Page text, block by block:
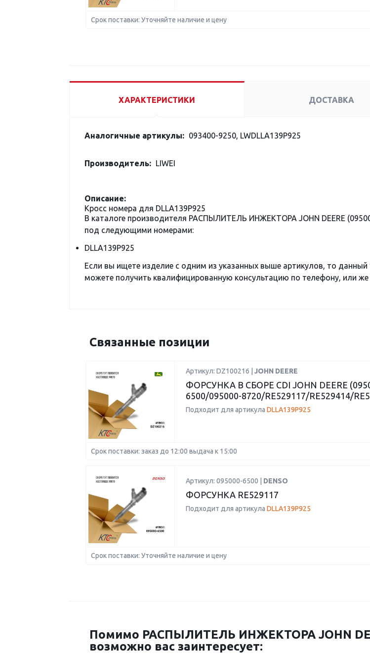
Срок поставки: Уточняйте наличие и цену
ХАРАКТЕРИСТИКИ ДОСТАВКА
Аналогичные артикулы: 093400-9250, LWDLLA139P925
Производитель: LIWEI
Описание:
Кросс номера для DLLA139P925
В каталоге производителя РАСПЫЛИТЕЛЬ ИНЖЕКТОРА JOHN DEERE
под следующими номерами:
DLLA139P925
Если вы ищете изделие с одним из указанных выше артикулов, то
можете получить квалифицированную консультацию по телефону, или
Связанные позиции
Артикул: DZ100216 | JOHN DEERE
ФОРСУНКА В СБОРЕ CDI JOHN DEERE
6500/095000-8720/RE529117/RE529414/
Подходит для артикула DLLA139P925
Срок поставки: заказ до 12:00 выдача к 15:00
Артикул: 095000-6500 | DENSO
ФОРСУНКА RE529117
Подходит для артикула DLLA139P925
Срок поставки: Уточняйте наличие и цену
Помимо РАСПЫЛИТЕЛЬ ИНЖЕКТОРА JOHN
возможно вас заинтересует: